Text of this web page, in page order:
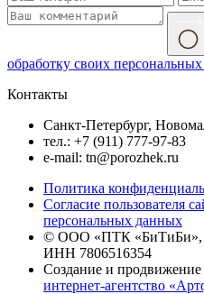
обработку своих
Контакты
Санкт-Петербург,
тел.: +7 (911) 777-97-83
e-mail: tn@porozhek.ru
Политика
Согласие пользователя
персональных данных
© ООО «ПТК «БиТиБи»,
ИНН 7806516354
Создание и
интернет-агентство